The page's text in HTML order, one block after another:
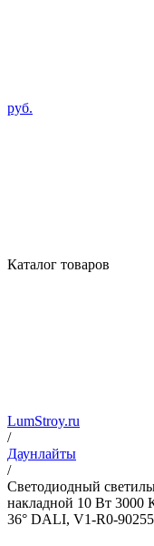
руб.
Каталог товаров
LumStroy.ru
/
Даунлайты
/
Светодиодный
накладной 10 Вт 3000
36° DALI, V1-R0-